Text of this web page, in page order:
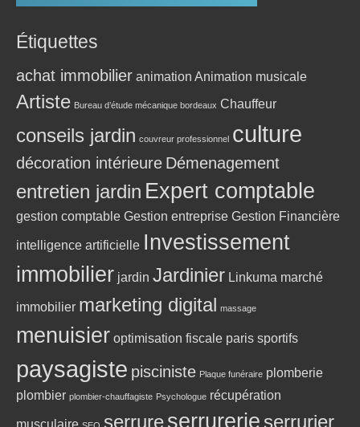
Étiquettes
achat immobilier animation Animation musicale
Artiste Bureau d’étude mécanique bordeaux Chauffeur
conseils jardin couvreur professionnel culture
décoration intérieure Démenagement
entretien jardin Expert comptable
gestion comptable Gestion entreprise Gestion Financière
intelligence artificielle Investissement
immobilier jardin Jardinier Linkuma marché
immobilier marketing digital massage
menuisier optimisation fiscale paris sportifs
paysagiste pisciniste Plaque funéraire plomberie
plombier plombier-chauffagiste Psychologue récupération
musculaire serrureserrurerie serrurier